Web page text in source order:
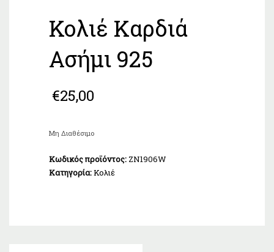
Κολιέ Καρδιά
Ασήμι 925
€25,00
Μη Διαθέσιμο
Κωδικός προϊόντος: ZN1906W
Κατηγορία:Κολιέ